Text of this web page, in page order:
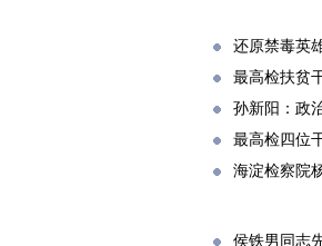
还原禁毒英
最高检扶贫
孙新阳：政
最高检四位
海淀检察院
侯铁男同志